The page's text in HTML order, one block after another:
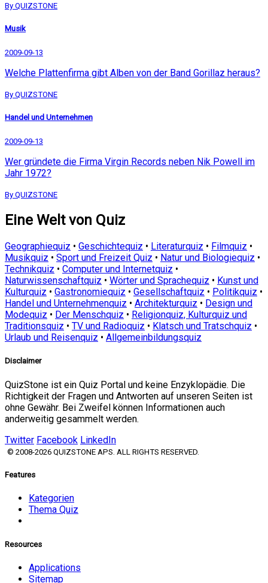
By QUIZSTONE
Musik
2009-09-13
Welche Plattenfirma gibt Alben von der Band Gorillaz heraus?
By QUIZSTONE
Handel und Unternehmen
2009-09-13
Wer gründete die Firma Virgin Records neben Nik Powell im
Jahr 1972?
By QUIZSTONE
Eine Welt von Quiz
Geographiequiz • Geschichtequiz • Literaturquiz • Filmquiz •
Musikquiz • Sport und Freizeit Quiz • Natur und Biologiequiz •
Technikquiz • Computer und Internetquiz •
Naturwissenschaftquiz • Wörter und Sprachequiz • Kunst und
Kulturquiz • Gastronomiequiz • Gesellschaftquiz • Politikquiz •
Handel und Unternehmenquiz • Architekturquiz • Design und
Modequiz • Der Menschquiz • Religionquiz, Kulturquiz und
Traditionsquiz • TV und Radioquiz • Klatsch und Tratschquiz •
Urlaub und Reisenquiz • Allgemeinbildungsquiz
Disclaimer
QuizStone ist ein Quiz Portal und keine Enzyklopädie. Die
Richtigkeit der Fragen und Antworten auf unseren Seiten ist
ohne Gewähr. Bei Zweifel können Informationen auch
anderweitig gesammelt werden.
Twitter Facebook LinkedIn
© 2008-2026 QUIZSTONE APS. ALL RIGHTS RESERVED.
Features
Kategorien
Thema Quiz
Resources
Applications
Sitemap